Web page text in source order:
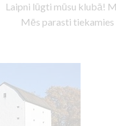
Laipni lūgti mūsu klubā!
Mēs parasti